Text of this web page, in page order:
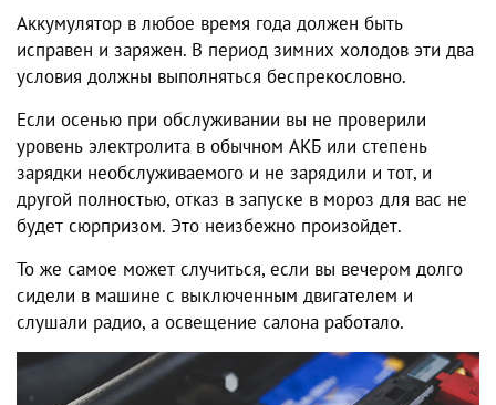
Аккумулятор в любое время года должен быть
исправен и заряжен. В период зимних холодов эти два
условия должны выполняться беспрекословно.
Если осенью при обслуживании вы не проверили
уровень электролита в обычном АКБ или степень
зарядки необслуживаемого и не зарядили и тот, и
другой полностью, отказ в запуске в мороз для вас не
будет сюрпризом. Это неизбежно произойдет.
То же самое может случиться, если вы вечером долго
сидели в машине с выключенным двигателем и
слушали радио, а освещение салона работало.